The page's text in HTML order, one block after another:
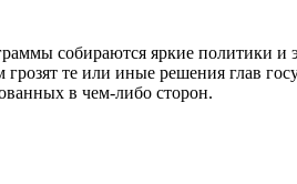
собираются яркие политики
те или иные решения глав
в чем-либо сторон.